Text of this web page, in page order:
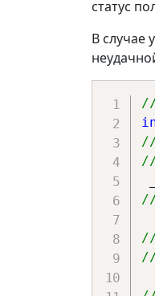
статус
В случае
//
//
//
//
//
//